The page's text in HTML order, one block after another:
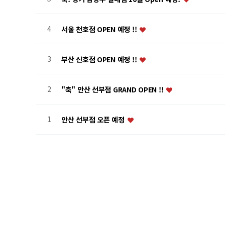
4 서울 천호점 OPEN 예정 !!
3 부산 신호점 OPEN 예정 !!
2 "축" 안산 선부점 GRAND OPEN !!
1 안산 선부점 오픈 예정